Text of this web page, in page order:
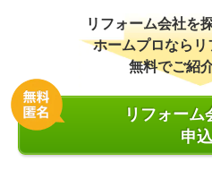
リフォーム会社を
ホームプロなら
無料でご紹
リフォーム
申